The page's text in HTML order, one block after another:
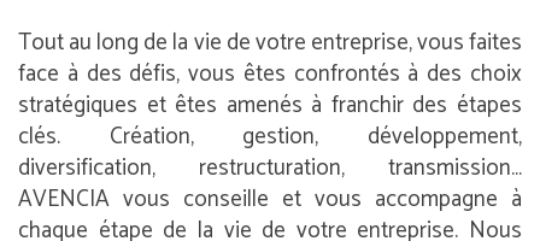
Tout au long de la vie de votre entreprise, vous faites
face à des défis, vous êtes confrontés à des choix
stratégiques et êtes amenés à franchir des étapes
clés. Création, gestion, développement,
diversification, restructuration, transmission…
AVENCIA vous conseille et vous accompagne à
chaque étape de la vie de votre entreprise. Nous